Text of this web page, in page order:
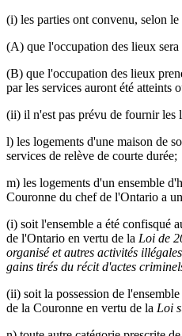
(i) les parties ont convenu, selon le
(A) que l'occupation des lieux sera
(B) que l'occupation des lieux
par les services auront été atteints
(ii) il n'est pas prévu de fournir les
l) les logements d'une maison de
services de relève de courte durée;
m) les logements d'un ensemble
Couronne du chef de l'Ontario a
(i) soit l'ensemble a été confisqué
de l'Ontario en vertu de la Loi de
organisé et autres activités illégales
gains tirés du récit d'actes
(ii) soit la possession de
de la Couronne en vertu de la Loi